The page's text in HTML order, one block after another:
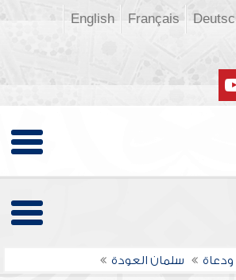
Français
English
ودعاة سلمان العودة